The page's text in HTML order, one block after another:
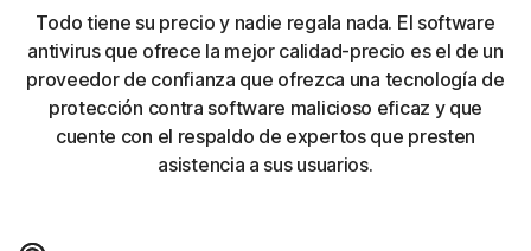
Troyanos de operaciones bancarias
Norton ayuda a bloquear y eliminar los troyanos que se
dirigen a las sesiones de banca online.
Minería de moneda
Todo tiene su precio y nadie regala nada. El software
antivirus que ofrece la mejor calidad-precio es el de un
proveedor de confianza que ofrezca una tecnología de
protección contra software malicioso eficaz y que
cuente con el respaldo de expertos que presten
asistencia a sus usuarios.